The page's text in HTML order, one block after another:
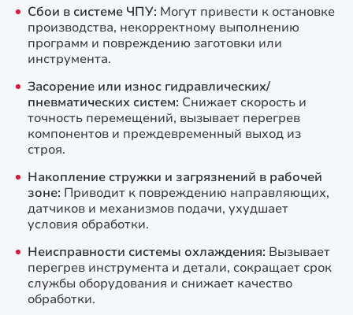
Сбои в системе ЧПУ: Могут привести к остановке
производства, некорректному выполнению
программ и повреждению заготовки или
инструмента.
Засорение или износ гидравлических/
пневматических систем: Снижает скорость и
точность перемещений, вызывает перегрев
компонентов и преждевременный выход из
строя.
Накопление стружки и загрязнений в рабочей
зоне: Приводит к повреждению направляющих,
датчиков и механизмов подачи, ухудшает
условия обработки.
Неисправности системы охлаждения: Вызывает
перегрев инструмента и детали, сокращает срок
службы оборудования и снижает качество
обработки.